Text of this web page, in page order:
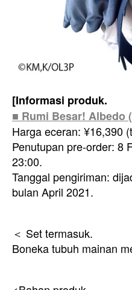
[Informasi produk.
■ Rumi Besar! Albedo
Harga eceran: ¥16,390
Penutupan pre-order: 8
23:00.
Tanggal pengiriman:
bulan April 2021.
＜ Set termasuk.
Boneka tubuh mainan